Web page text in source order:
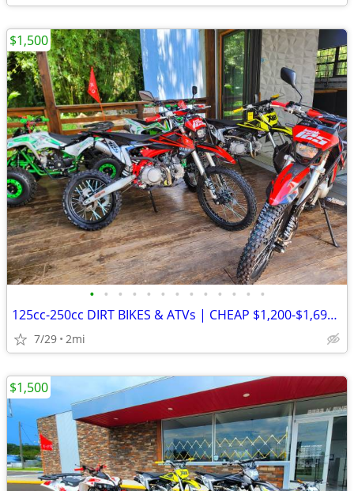
• • • • • • • • • • • • •
125cc-250cc DIRT BIKES & ATVs | CHEAP $1,200-$1,695 OUT THE DOOR
7/29 2mi
$1,500
$1,500